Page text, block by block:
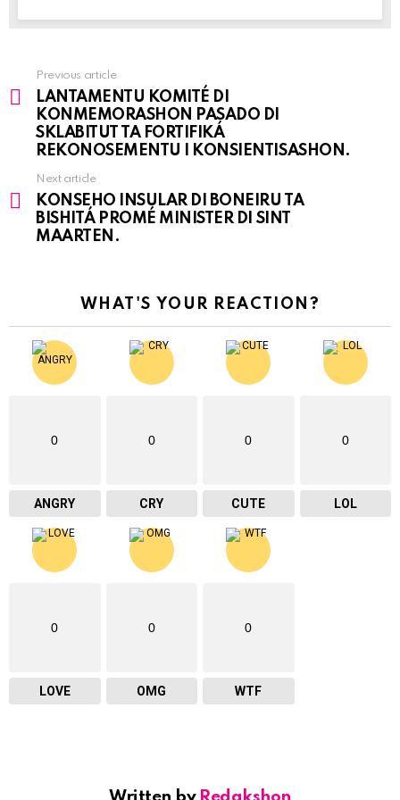
See
more
Previous article
LANTAMENTU KOMITÉ DI
KONMEMORASHON PASADO DI
SKLABITUT TA FORTIFIKÁ
REKONOSEMENTU I KONSIENTISASHON.
Next article
KONSEHO INSULAR DI BONEIRU TA
BISHITÁ PROMÉ MINISTER DI SINT
MAARTEN.
WHAT'S YOUR REACTION?
0
ANGRY
0
CRY
0
CUTE
0
LOL
0
LOVE
0
OMG
0
WTF